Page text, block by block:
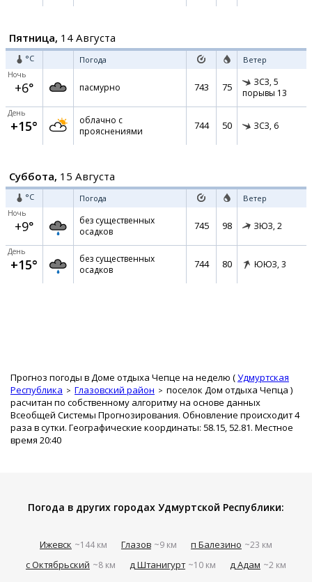
Пятница, 14 Августа
°C Погода Ветер
Ночь
+6° пасмурно 743 75 ЗСЗ, 5
порывы 13
День
+15°
облачно с
прояснениями
744 50 ЗСЗ, 6
Суббота, 15 Августа
°C Погода Ветер
Ночь
+9°
без существенных
осадков
745 98 ЗЮЗ, 2
День
+15°
без существенных
осадков
744 80 ЮЮЗ, 3
Прогноз погоды в Доме отдыха Чепце на неделю (Удмуртская
Республика
Глазовский район поселок Дом отдыха Чепца )
расчитан по собственному алгоритму на основе данных
Всеобщей Системы Прогнозирования. Обновление происходит 4
раза в сутки. Географические координаты: 58.15, 52.81. Местное
время 20:40
Погода в других городах Удмуртской Республики:
Ижевск ~144 км Глазов ~9 км п Балезино ~23 км
с Октябрьский ~8 км д Штанигурт ~10 км д Адам ~2 км